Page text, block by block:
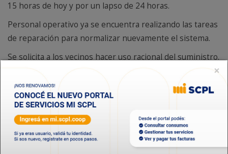
15 horas de hoy y por un lapso de 24 horas.
Personal operativo ya se encuentra realizando las tareas
de reparación para normalizar nuevamente el sistema.
Se solicita a los vecinos hacer uso racional del suministro.
Depto. Sistema Acueductos
Depto. Saneamiento
×